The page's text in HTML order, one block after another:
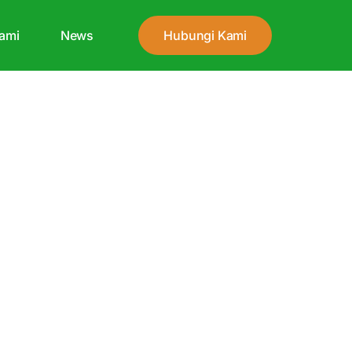
News Hubungi Kami